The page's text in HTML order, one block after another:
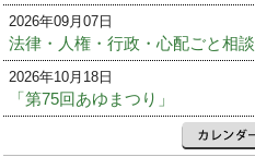
2026年09月07日
法律・人権・行政・心配ごと相談
2026年10月18日
「第75回あゆまつり」